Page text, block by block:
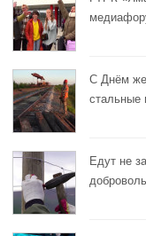
С Днём
стальные
Едут не